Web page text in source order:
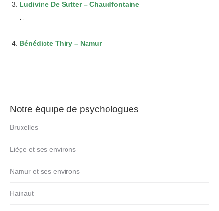
Ludivine De Sutter – Chaudfontaine
...
Bénédicte Thiry – Namur
...
Notre équipe de psychologues
Bruxelles
Liège et ses environs
Namur et ses environs
Hainaut